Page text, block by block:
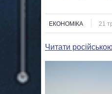
ЕКОНОМІКА 21
Читати